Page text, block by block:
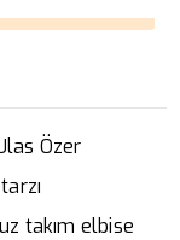
Özer
takım elbise